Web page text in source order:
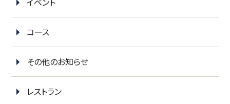
コース
その他のお知らせ
レストラン